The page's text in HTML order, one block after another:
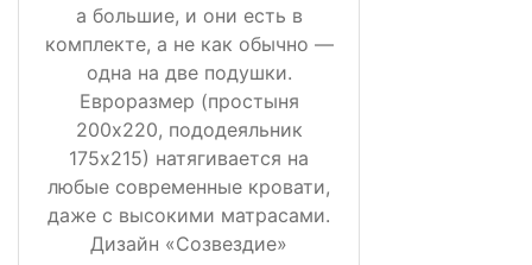
а большие, и они есть в
комплекте, а не как обычно —
одна на две подушки.
Евроразмер (простыня
200х220, пододеяльник
175х215) натягивается на
любые современные кровати,
даже с высокими матрасами.
Дизайн «Созвездие»